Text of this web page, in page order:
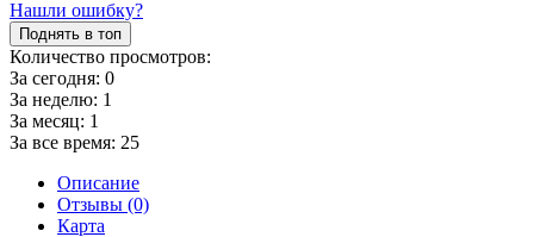
Нашли ошибку?
Поднять в топ
Количество просмотров:
За сегодня: 0
За неделю: 1
За месяц: 1
За все время: 25
Описание
Отзывы (0)
Карта